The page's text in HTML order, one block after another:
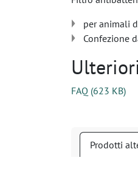
per animali
Confezione
FAQ (623 KB)
Prodotti